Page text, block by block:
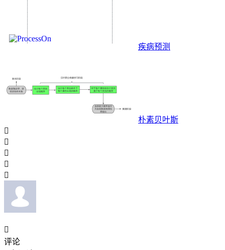
疾病预测
朴素贝叶斯






评论